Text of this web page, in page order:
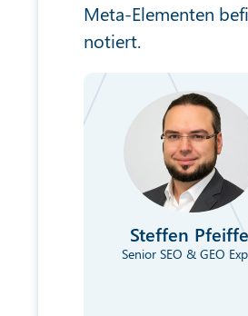
Meta-Elementen
notiert.
Steffen
Senior SEO & GEO